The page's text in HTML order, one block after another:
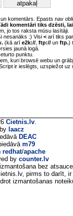
komentārs. Epasts nav
komentāri tiks dzēsti,
jo tos raksta mūsu lasītāji.
nesanāks :) Visi < arī tiks
(kā arī e2k:// ftp:// un ftp.)
jaunā logā.
punktu.
kuri browsē webu un
ir ieslēgts, uzspiežot
Cietnis.lv.
laacz
DEAC
m79
redhat/apache
by counter.lv
bez
pirms to darīt, ir
izmantošanas